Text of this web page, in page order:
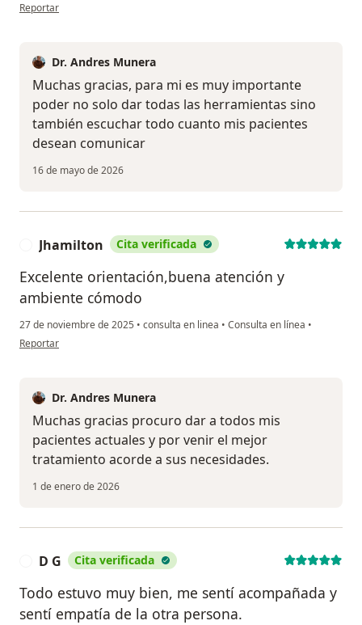
en opinión del usuario FS
Reportar
Dr. Andres Munera
Muchas gracias, para mi es muy importante
poder no solo dar todas las herramientas sino
también escuchar todo cuanto mis pacientes
desean comunicar
16 de mayo de 2026
Jhamilton Cita verificada
Excelente orientación,buena atención y
ambiente cómodo
27 de noviembre de 2025 • consulta en linea • Consulta en línea •
en opinión del usuario Jhamilton
Reportar
Dr. Andres Munera
Muchas gracias procuro dar a todos mis
pacientes actuales y por venir el mejor
tratamiento acorde a sus necesidades.
1 de enero de 2026
D G Cita verificada
Todo estuvo muy bien, me sentí acompañada y
sentí empatía de la otra persona.